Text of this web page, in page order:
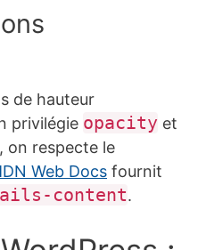
de hauteur
privilégie opacity et
on respecte le
Web Docs fournit
content.